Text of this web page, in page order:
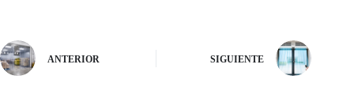
ANTERIOR SIGUIENTE